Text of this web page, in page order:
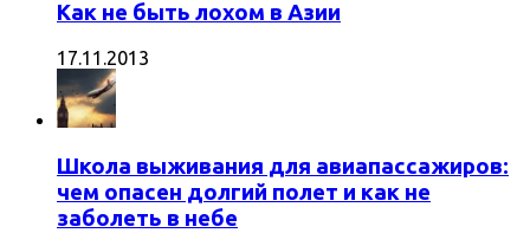
Как не быть лохом в Азии
17.11.2013
Школа выживания для авиапассажиров:
чем опасен долгий полет и как не
заболеть в небе